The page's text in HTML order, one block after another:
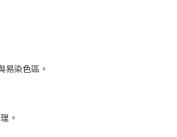
染色區。
。